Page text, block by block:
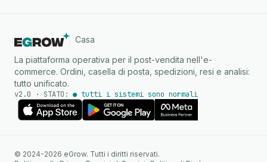
Casa
La piattaforma operativa per il post-vendita nell'e-
commerce. Ordini, casella di posta, spedizioni, resi e analisi:
tutto unificato.
v2.0 · STATO: ● tutti i sistemi sono normali
© 2024-2026 eGrow. Tutti i diritti riservati.
WhatsApp